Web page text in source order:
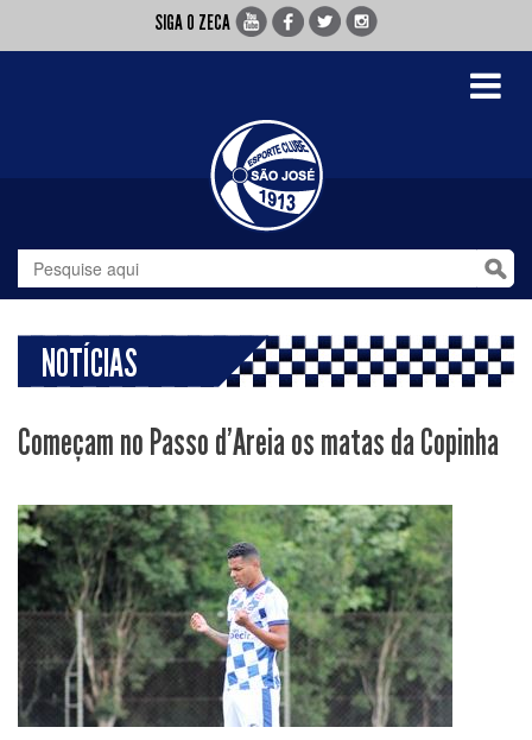
SIGA O ZECA
Toggle
NOTÍCIAS
Começam no Passo d'Areia os matas da Copinha